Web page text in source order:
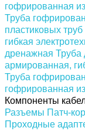
гофрированная
Труба
пластиковых труб
гибкая
дренажная Труба
армированная,
Труба
гофрированная
Компоненты
Разъемы Патч-
Проходные